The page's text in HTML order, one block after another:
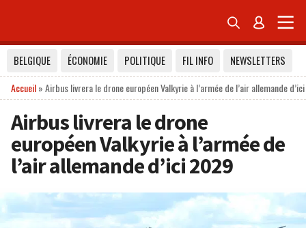
 
BELGIQUE ÉCONOMIE POLITIQUE FIL INFO
NEWSLETTERS
Accueil»Airbus livrera le drone européen Valkyrie à l’armée de l’air allemande
Airbus livrera le drone
européen Valkyrie à l’armée de
l’air allemande d’ici 2029